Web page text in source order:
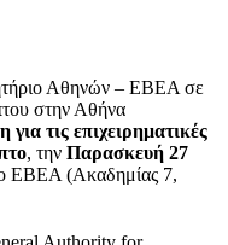
Αθηνών – ΕΒΕΑ σε
στην Αθήνα
τις επιχειρηματικές
, την Παρασκευή 27
ΕΒΕΑ (Ακαδημίας 7,